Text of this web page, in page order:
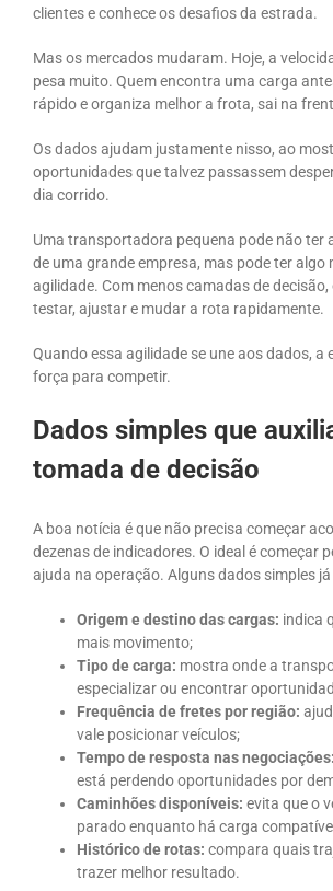
clientes e conhece os desafios da estrada.
Mas os mercados mudaram. Hoje, a
pesa muito. Quem encontra uma carga
rápido e organiza melhor a frota, sai na
Os dados ajudam justamente nisso, ao
oportunidades que talvez passassem
dia corrido.
Uma transportadora pequena pode não ter
de uma grande empresa, mas pode ter algo
agilidade. Com menos camadas de decisão,
testar, ajustar e mudar a rota rapidamente.
Quando essa agilidade se une aos dados, a
força para competir.
Dados simples que
tomada de decisão
A boa notícia é que não precisa começar
dezenas de indicadores. O ideal é começar
ajuda na operação. Alguns dados simples
Origem e destino das cargas: indica
mais movimento;
Tipo de carga: mostra onde a
especializar ou encontrar
Frequência de fretes por região:
vale posicionar veículos;
Tempo de resposta nas negociações:
está perdendo oportunidades por
Caminhões disponíveis: evita que o
parado enquanto há carga
Histórico de rotas: compara quais
trazer melhor resultado.